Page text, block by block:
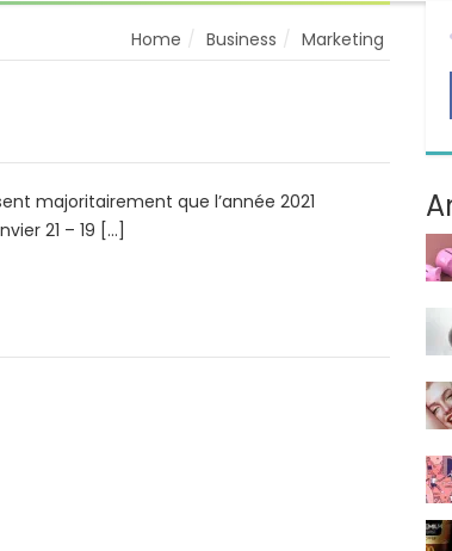
Home Business Marketing
majoritairement que l’année 2021
21 – 19 […]